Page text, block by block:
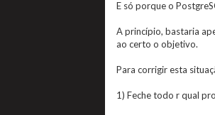
E só porque o
A princípio, bastaria
ao certo o objetivo.
Para corrigir esta
1) Feche todo r qual